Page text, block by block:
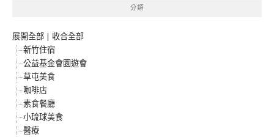
分類
展開全部 | 收合全部
新竹住宿
公益基金會園遊會
草屯美食
咖啡店
素食餐廳
小琉球美食
醫療